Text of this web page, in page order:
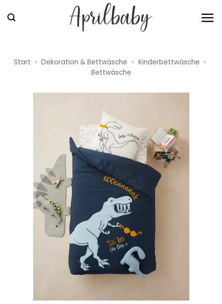
Inhalt
Start » Dekoration & Bettwäsche » Kinderbettwäsche »
Bettwäsche